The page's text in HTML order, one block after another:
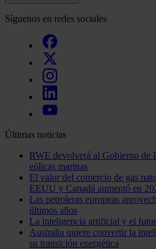
Síguenos en redes sociales
Últimas noticias
RWE devolverá al Gobierno de
eólicas marinas
El valor del comercio de gas
EEUU y Canadá aumentó en
Las petroleras europeas
últimos años
La inteligencia artificial y el
Australia quiere convertir la
su transición energética